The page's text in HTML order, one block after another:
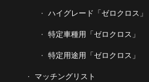
ハイグレード「ゼロクロス」
特定車種用「ゼロクロス」
特定用途用「ゼロクロス」
マッチングリスト